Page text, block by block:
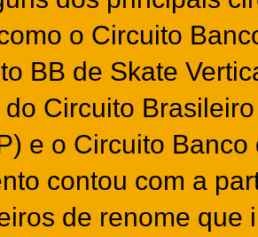
o Circuito
BB de Skate
do Circuito
e o Circuito
contou com a
de renome que